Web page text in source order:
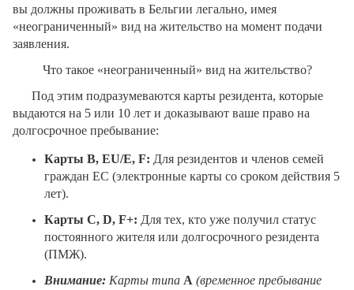
вы должны проживать в Бельгии легально, имея
«неограниченный» вид на жительство на момент подачи
заявления.
Что такое «неограниченный» вид на жительство?
Под этим подразумеваются карты резидента, которые
выдаются на 5 или 10 лет и доказывают ваше право на
долгосрочное пребывание:
Карты B, EU/E, F: Для резидентов и членов семей
граждан ЕС (электронные карты со сроком действия 5
лет).
Карты C, D, F+: Для тех, кто уже получил статус
постоянного жителя или долгосрочного резидента
(ПМЖ).
Внимание: Карты типа A (временное пребывание